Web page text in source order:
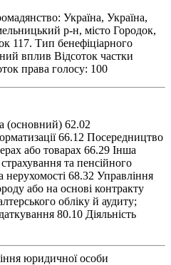
Україна, Україна,
р-н, місто Городок,
117. Тип бенефіціарного
вплив Відсоток частки
права голосу: 100
(основний) 62.02
66.12 Посередництво
або товарах 66.29 Інша
та пенсійного
нерухомості 68.32 Управління
або на основі контракту
обліку й аудиту;
80.10 Діяльність
юридичної особи